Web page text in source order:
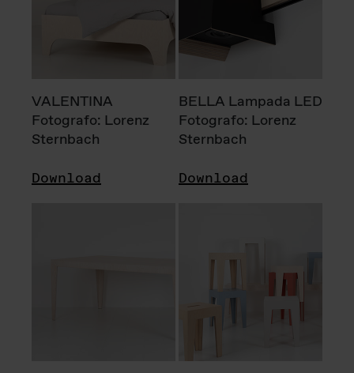
VALENTINA
Fotografo: Lorenz
Sternbach
Download
BELLA Lampada LED
Fotografo: Lorenz
Sternbach
Download